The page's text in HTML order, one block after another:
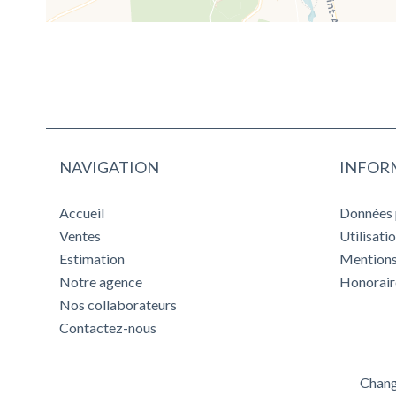
NAVIGATION
Accueil
Ventes
Estimation
Notre agence
Nos collaborateurs
Contactez-nous